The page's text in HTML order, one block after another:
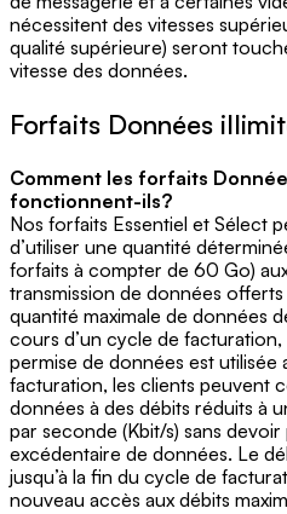
nécessitent des vitesses
qualité supérieure) seront
vitesse des données.
Forfaits Données
Comment les forfaits
fonctionnent-ils?
Nos forfaits Essentiel et Sélect
d’utiliser une quantité
forfaits à compter de 60 Go)
transmission de données
quantité maximale de données
cours d’un cycle de facturation,
permise de données est utilisée
facturation, les clients peuvent
données à des débits réduits à
par seconde (Kbit/s) sans devoir
excédentaire de données. Le
jusqu’à la fin du cycle de
nouveau accès aux débits